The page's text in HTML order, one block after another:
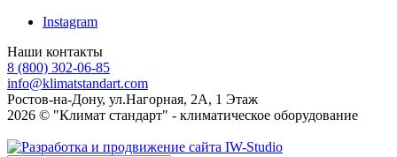
Instagram
Наши контакты
8 (800) 302-06-85
info@klimatstandart.com
Ростов-на-Дону, ул.Нагорная, 2А, 1 Этаж
2026 © "Климат стандарт" - климатическое оборудование